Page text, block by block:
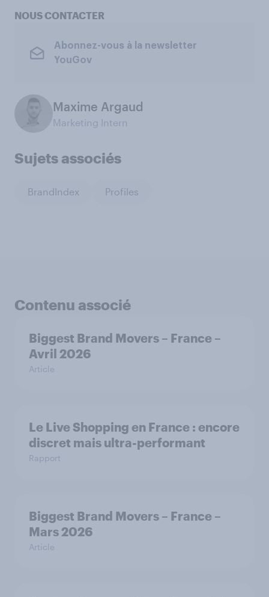
NOUS CONTACTER
Abonnez-vous à la newsletter
YouGov
Maxime Argaud
Marketing Intern
Sujets associés
BrandIndex Profiles
Contenu associé
Biggest Brand Movers – France –
Avril 2026
Article
Le Live Shopping en France : encore
discret mais ultra-performant
Rapport
Biggest Brand Movers – France –
Mars 2026
Article